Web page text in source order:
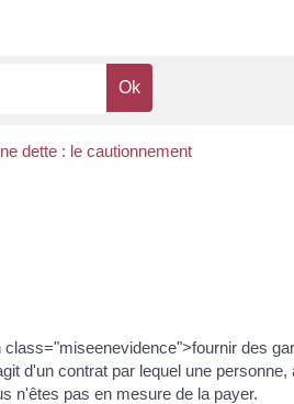
dette : le cautionnement
des
d'un contrat par lequel une
n'êtes pas en mesure de la payer.